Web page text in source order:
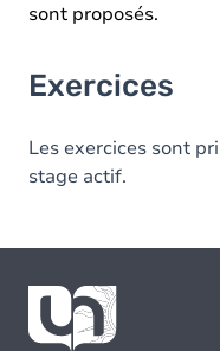
sont proposés.
Exercices
Les exercices sont
stage actif.